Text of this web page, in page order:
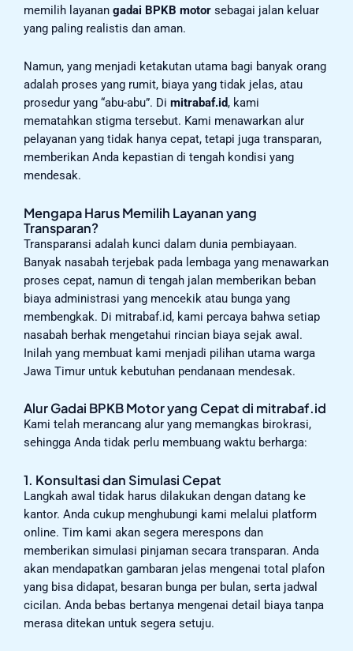
memilih layanan gadai BPKB motor sebagai jalan keluar
yang paling realistis dan aman.
Namun, yang menjadi ketakutan utama bagi banyak orang
adalah proses yang rumit, biaya yang tidak jelas, atau
prosedur yang “abu-abu”. Di mitrabaf.id, kami
mematahkan stigma tersebut. Kami menawarkan alur
pelayanan yang tidak hanya cepat, tetapi juga transparan,
memberikan Anda kepastian di tengah kondisi yang
mendesak.
Mengapa Harus Memilih Layanan yang
Transparan?
Transparansi adalah kunci dalam dunia pembiayaan.
Banyak nasabah terjebak pada lembaga yang menawarkan
proses cepat, namun di tengah jalan memberikan beban
biaya administrasi yang mencekik atau bunga yang
membengkak. Di mitrabaf.id, kami percaya bahwa setiap
nasabah berhak mengetahui rincian biaya sejak awal.
Inilah yang membuat kami menjadi pilihan utama warga
Jawa Timur untuk kebutuhan pendanaan mendesak.
Alur Gadai BPKB Motor yang Cepat di mitrabaf.id
Kami telah merancang alur yang memangkas birokrasi,
sehingga Anda tidak perlu membuang waktu berharga:
1. Konsultasi dan Simulasi Cepat
Langkah awal tidak harus dilakukan dengan datang ke
kantor. Anda cukup menghubungi kami melalui platform
online. Tim kami akan segera merespons dan
memberikan simulasi pinjaman secara transparan. Anda
akan mendapatkan gambaran jelas mengenai total plafon
yang bisa didapat, besaran bunga per bulan, serta jadwal
cicilan. Anda bebas bertanya mengenai detail biaya tanpa
merasa ditekan untuk segera setuju.